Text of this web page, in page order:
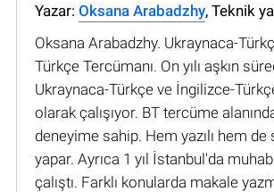
Yazar: Oksana Arabadzhy, Teknik
Oksana Arabadzhy. Ukraynaca-
Türkçe Tercümanı. On yılı aşkın
Ukraynaca-Türkçe ve İngilizce-
olarak çalışıyor. BT tercüme
deneyime sahip. Hem yazılı hem
yapar. Ayrıca 1 yıl İstanbul'da
çalıştı. Farklı konularda makale